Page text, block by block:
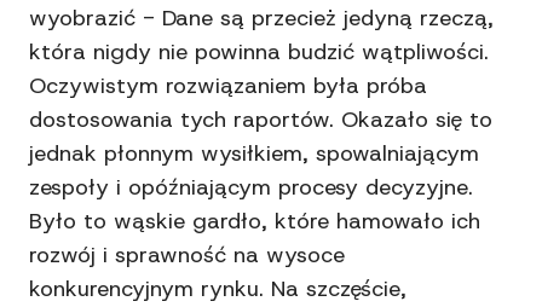
wyobrazić - Dane są przecież jedyną rzeczą,
która nigdy nie powinna budzić wątpliwości.
Oczywistym rozwiązaniem była próba
dostosowania tych raportów. Okazało się to
jednak płonnym wysiłkiem, spowalniającym
zespoły i opóźniającym procesy decyzyjne.
Było to wąskie gardło, które hamowało ich
rozwój i sprawność na wysoce
konkurencyjnym rynku. Na szczęście,